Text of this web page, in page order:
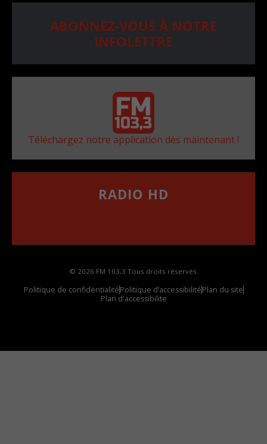
ABONNEZ-VOUS À NOTRE
INFOLETTRE
Téléchargez notre application dès maintenant !
RADIO HD
© 2026 FM 103,3 Tous droits réservés.
Politique de confidentialitéPolitique d’accessibilitéPlan du site
Plan d'accessibilite